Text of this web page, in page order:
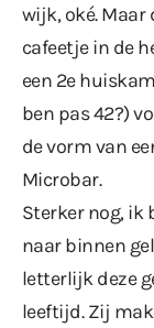
wijk, oké. Maar
cafeetje in de
een 2e
ben pas 42?)
de vorm van
Microbar.
Sterker nog, ik
naar binnen
letterlijk deze
leeftijd. Zij